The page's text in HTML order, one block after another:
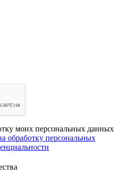
моих персональных данных
обработку персональных